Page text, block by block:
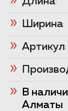
Ширина:
Артикул:
В
Алматы